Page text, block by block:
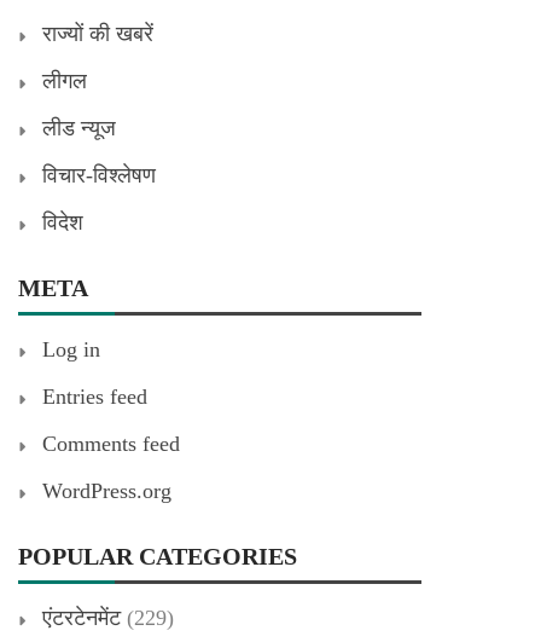
राज्यों की खबरें
लीगल
लीड न्यूज
विचार-विश्लेषण
विदेश
META
Log in
Entries feed
Comments feed
WordPress.org
POPULAR CATEGORIES
एंटरटेनमेंट(229)